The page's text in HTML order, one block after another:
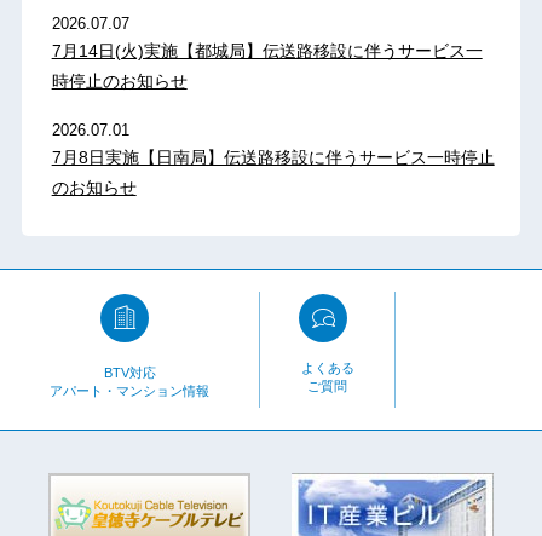
2026.07.07
7月14日(火)実施【都城局】伝送路移設に伴うサービス一
時停止のお知らせ
2026.07.01
7月8日実施【日南局】伝送路移設に伴うサービス一時停止
のお知らせ
BTV対応
アパート・マンション情報
よくある
ご質問